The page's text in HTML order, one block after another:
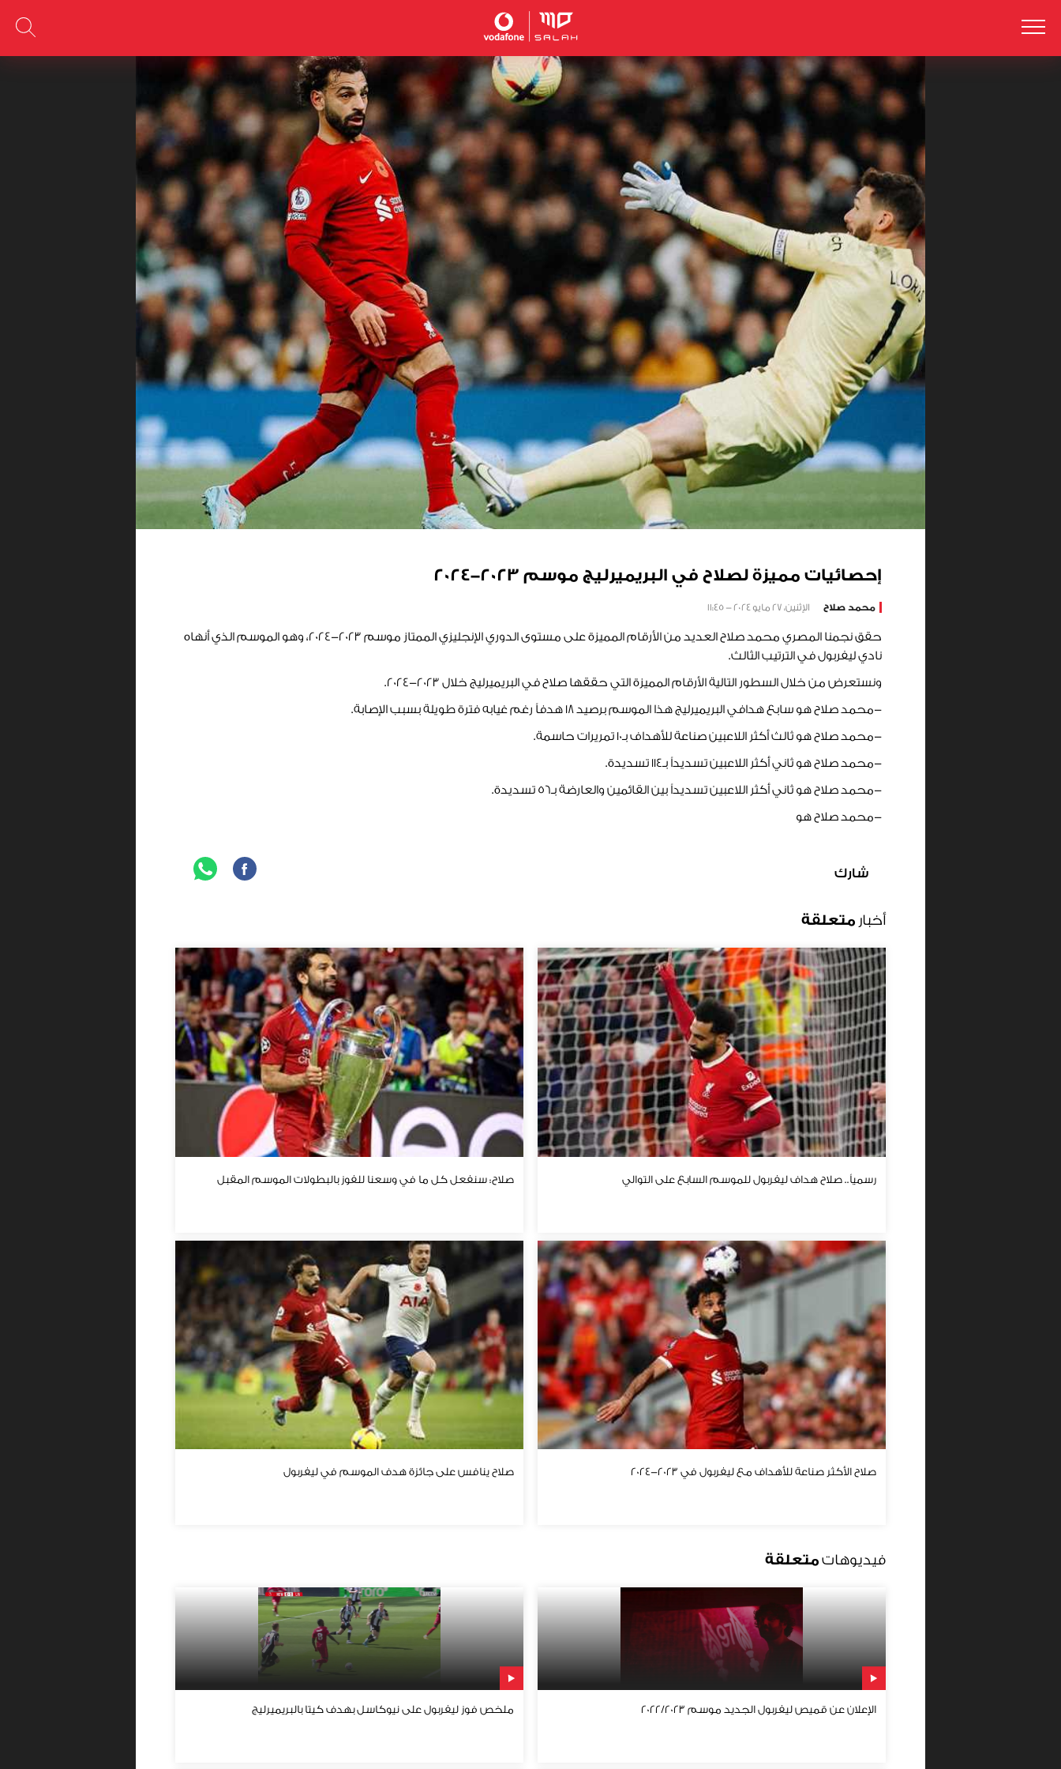
إحصائيات مميزة لصلاح في البريميرليج موسم 2023-2024
محمد صلاح الإثنين، 27 مايو 2024 - 11:45
حقق نجمنا المصري محمد صلاح العديد من الأرقام المميزة على مستوى الدوري الإنجليزي الممتاز موسم 2023-2024، وهو الموسم الذي أنهاه
نادي ليفربول في الترتيب الثالث.
ونستعرض من خلال السطور التالية الأرقام المميزة التي حققها صلاح في البريميرليج خلال 2023-2024.
-محمد صلاح هو سابع هدافي البريميرليج هذا الموسم برصيد 18 هدفاً رغم غيابه فترة طويلة بسبب الإصابة.
-محمد صلاح هو ثالث أكثر اللاعبين صناعة للأهداف بـ10 تمريرات حاسمة.
-محمد صلاح هو ثاني أكثر اللاعبين تسديداً بـ114 تسديدة.
-محمد صلاح هو ثاني أكثر اللاعبين تسديداً بين القائمين والعارضة بـ56 تسديدة.
-محمد صلاح هو
شارك
أخبار متعلقة
رسمياً.. صلاح هداف ليفربول للموسم السابع على التوالي صلاح: سنفعل كل ما في وسعنا للفوز بالبطولات الموسم المقبل
صلاح الأكثر صناعة للأهداف مع ليفربول في 2023-2024 صلاح ينافس على جائزة هدف الموسم في ليفربول
فيديوهاتمتعلقة
الإعلان عن قميص ليفربول الجديد موسم 2022/2023 ملخص فوز ليفربول على نيوكاسل بهدف كيتا بالبريميرليج